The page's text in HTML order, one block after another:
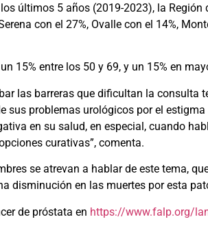
últimos 5 años (2019-2023), la Región
con el 27%, Ovalle con el 14%,
15% entre los 50 y 69, y un 15% en
las barreras que dificultan la consulta
sus problemas urológicos por el
en su salud, en especial, cuando
curativas”, comenta.
se atrevan a hablar de este tema,
disminución en las muertes por esta
de próstata en https://www.falp.org/